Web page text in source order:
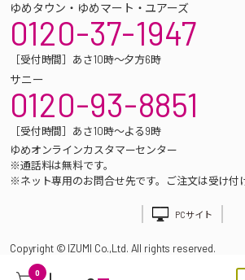
0
ゆめタウン・ゆめマート・ユアーズ
0120-37-1947
［受付時間］あさ10時～夕方6時
サニー
0120-93-8851
［受付時間］あさ10時～よる9時
ゆめオンラインカスタマーセンター
※通話料は無料です。
※ネット専用のお問合せ先です。ご注文は受け付
PCサイト
Copyright © IZUMI Co.,Ltd. All rights reserved.